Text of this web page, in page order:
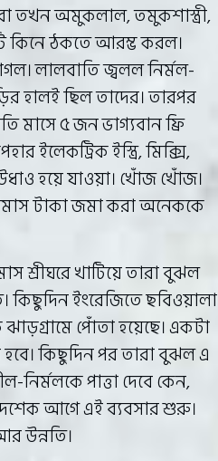
তখন অমুকলাল, তমুকশাস্ত্রী,
কিনে ঠকতে আরম্ভ করল।
লালবাতি জ্বলল নির্মল-
হালই ছিল তাদের। তারপর
মাসে ৫ জন ভাগ্যবান ফ্রি
ইলেকট্রিক ইস্ত্রি, মিক্সি,
হয়ে যাওয়া। খোঁজ খোঁজ।
টাকা জমা করা অনেককে
শ্রীঘরে খাটিয়ে তারা বুঝল
কিছুদিন ইংরেজিতে ছবিওয়ালা
ঝাড়গ্রামে পোঁতা হয়েছে। একটা
কিছুদিন পর তারা বুঝল এ
পাত্তা দেবে কেন,
আগে এই ব্যবসার শুরু।
উন্নতি।